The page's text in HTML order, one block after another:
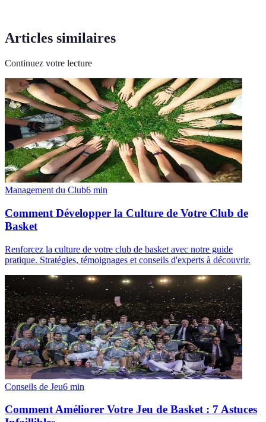
Articles similaires
Continuez votre lecture
Management du Club6 min
Comment Développer la Culture de Votre Club de
Basket
Renforcez la culture de votre club de basket avec notre guide
pratique. Stratégies, témoignages et conseils d'experts à découvrir.
Conseils de Jeu6 min
Comment Améliorer Votre Jeu de Basket : 7 Astuces